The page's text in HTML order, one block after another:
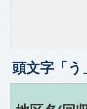
頭文字「 う